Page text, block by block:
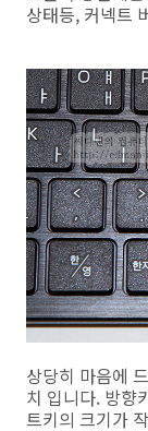
상태등, 커넥트
상당히 마음에
치 입니다. 방향
트키의 크기가